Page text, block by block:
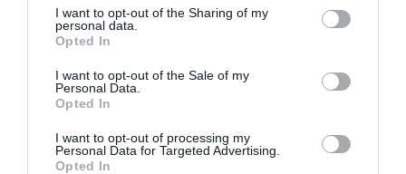
I want to opt-out of the Sharing of my
personal data.
Opted In
I want to opt-out of the Sale of my
Personal Data.
Opted In
I want to opt-out of processing my
Personal Data for Targeted Advertising.
Opted In
los sospechosos preparaban una nueva campaña
delictiva. Las detenciones se realizaron en
Madrid (4),
. A los arrestados se les imputan delitos de
pertenencia a grupo criminal, robos con fuerza,
falsedad documental, receptación y resistencia y
desobediencia.